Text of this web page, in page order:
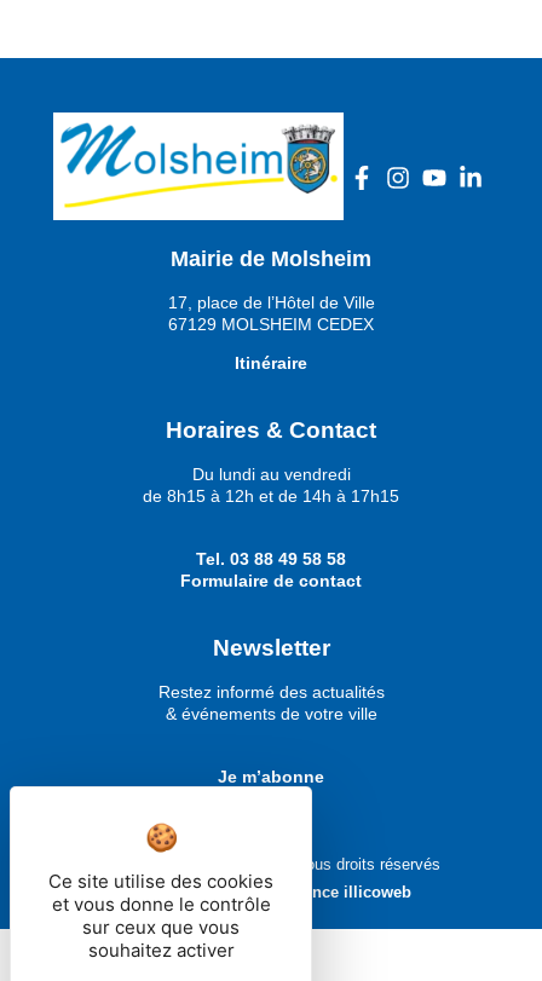
Mairie de Molsheim
17, place de l’Hôtel de Ville
67129 MOLSHEIM CEDEX
Itinéraire
Horaires & Contact
Du lundi au vendredi
de 8h15 à 12h et de 14h à 17h15
Tel. 03 88 49 58 58
Formulaire de contact
Newsletter
Restez informé des actualités
& événements de votre ville
Je m’abonne
Ville de Molsheim © 2026 - Tous droits réservés
Réalisé avec ❤ par
l'agence illicoweb
Ce site utilise des cookies
et vous donne le contrôle
sur ceux que vous
souhaitez activer